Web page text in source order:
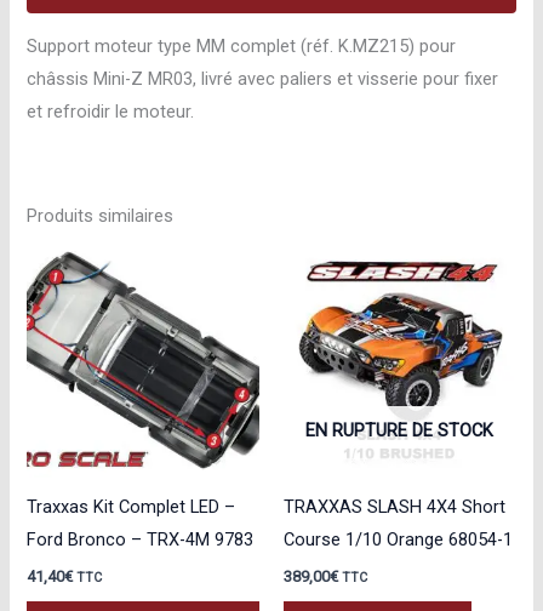
Support moteur type MM complet (réf. K.MZ215) pour
châssis Mini-Z MR03, livré avec paliers et visserie pour fixer
et refroidir le moteur.
Produits similaires
Traxxas Kit Complet LED –
Ford Bronco – TRX-4M 9783
41,40€ TTC
EN RUPTURE DE STOCK
TRAXXAS SLASH 4X4 Short
Course 1/10 Orange 68054-1
389,00€ TTC